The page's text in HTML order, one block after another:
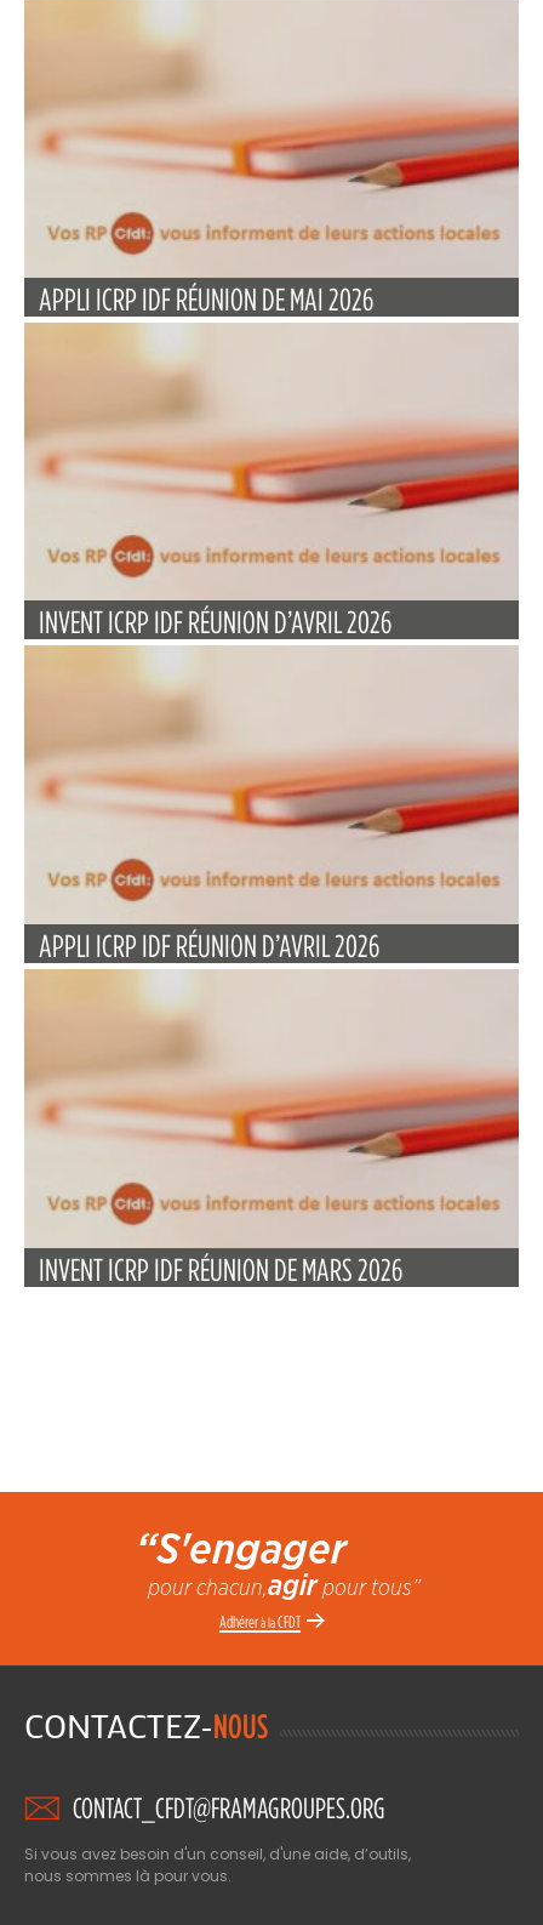
APPLI ICRP IDF RÉUNION DE MAI 2026
INVENT ICRP IDF RÉUNION D’AVRIL 2026
APPLI ICRP IDF RÉUNION D’AVRIL 2026
INVENT ICRP IDF RÉUNION DE MARS 2026
“S'engager
pour chacun,agirpour tous”
Adhérerà laCFDT
CONTACTEZ-NOUS
CONTACT_CFDT@FRAMAGROUPES.ORG
Si vous avez besoin d'un conseil, d'une aide, d’outils,
nous sommes là pour vous.